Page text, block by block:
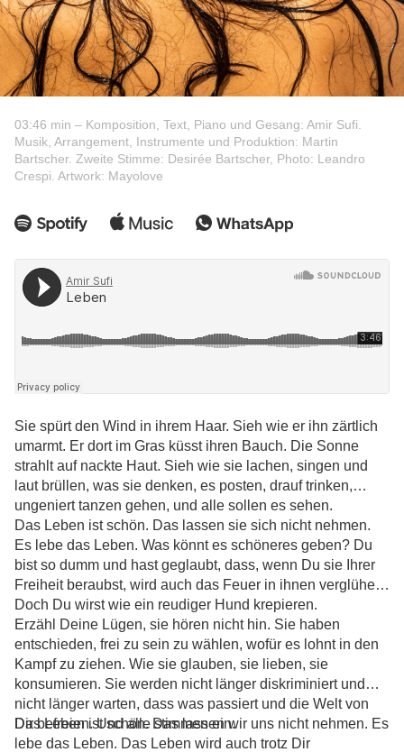
03:46 min – Komposition, Text, Piano und Gesang: Amir Sufi.
Musik, Arrangement, Instrumente und Produktion: Martin
Bartscher. Zweite Stimme: Desirée Bartscher, Photo: Leandro
Crespi. Artwork: Mayolove
Sie spürt den Wind in ihrem Haar. Sieh wie er ihn zärtlich
umarmt. Er dort im Gras küsst ihren Bauch. Die Sonne
strahlt auf nackte Haut. Sieh wie sie lachen, singen und
laut brüllen, was sie denken, es posten, drauf trinken,
ungeniert tanzen gehen, und alle sollen es sehen.
Das Leben ist schön. Das lassen sie sich nicht nehmen.
Es lebe das Leben. Was könnt es schöneres geben? Du
bist so dumm und hast geglaubt, dass, wenn Du sie Ihrer
Freiheit beraubst, wird auch das Feuer in ihnen verglühen.
Doch Du wirst wie ein reudiger Hund krepieren.
Erzähl Deine Lügen, sie hören nicht hin. Sie haben
entschieden, frei zu sein zu wählen, wofür es lohnt in den
Kampf zu ziehen. Wie sie glauben, sie lieben, sie
konsumieren. Sie werden nicht länger diskriminiert und
nicht länger warten, dass was passiert und die Welt von
Dir befreien. Und alle stimmen ein.
Das Leben ist schön. Das lassen wir uns nicht nehmen. Es
lebe das Leben. Das Leben wird auch trotz Dir